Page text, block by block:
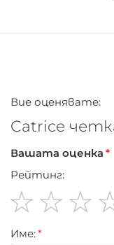
Вие оценявате:
Catrice
Вашата оценка
Рейтинг:
star
stars
stars
stars
stars
Име: